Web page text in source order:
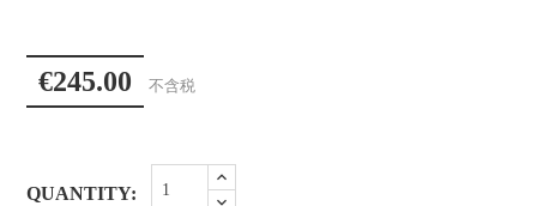
€245.00 不含税
QUANTITY: